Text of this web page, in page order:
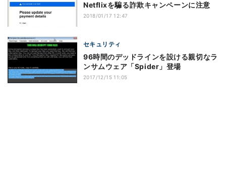
Netflixを騙る詐欺キャンペーンに注意
2018/01/17 12:47
セキュリティ
96時間のデッドラインを設ける親切なラ
ンサムウェア「Spider」登場
2017/12/15 11:05